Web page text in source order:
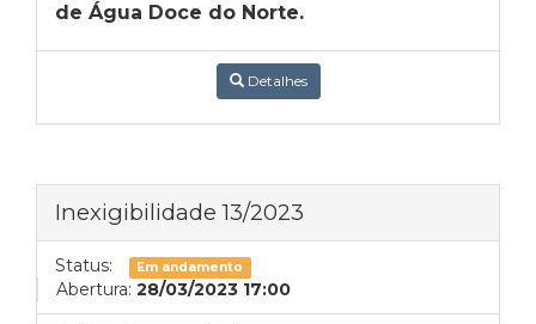
de Água Doce do Norte.
Detalhes
Inexigibilidade 13/2023
Status: Em andamento
Abertura: 28/03/2023 17:00